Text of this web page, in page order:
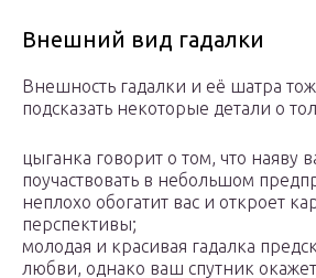
Внешний вид гадалки
Внешность гадалки и её шатра
подсказать некоторые детали о
цыганка говорит о том, что наяву
поучаствовать в небольшом
неплохо обогатит вас и откроет
перспективы;
молодая и красивая гадалка
любви, однако ваш спутник